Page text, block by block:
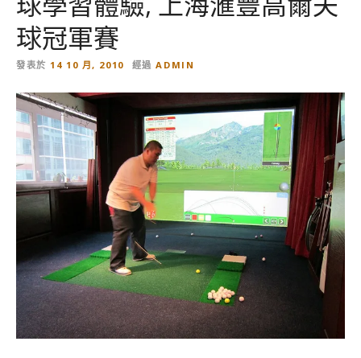
滙
豐
高
爾
球
冠
軍
賽
的
球冠軍賽
發表於 14 10 月, 2010 經過 ADMIN